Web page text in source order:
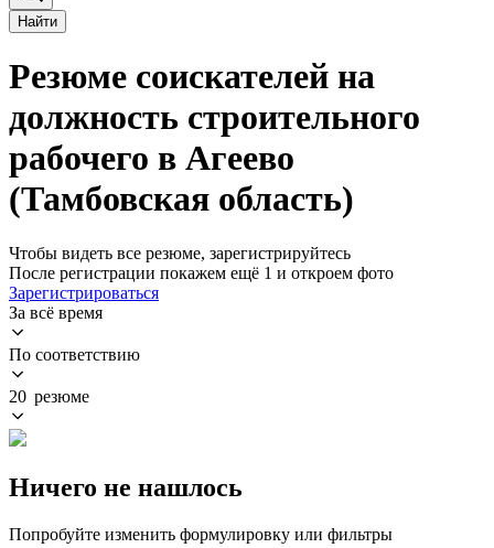
Найти
Резюме соискателей на
должность строительного
рабочего в Агеево
(Тамбовская область)
Чтобы видеть все резюме, зарегистрируйтесь
После регистрации покажем ещё 1 и откроем фото
Зарегистрироваться
За всё время
По соответствию
20 резюме
Ничего не нашлось
Попробуйте изменить формулировку или фильтры